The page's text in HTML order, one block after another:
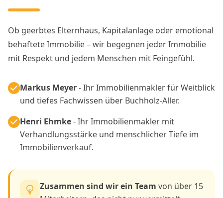
Ob geerbtes Elternhaus, Kapitalanlage oder emotional
behaftete Immobilie – wir begegnen jeder Immobilie
mit Respekt und jedem Menschen mit Feingefühl.
Markus Meyer- Ihr Immobilienmakler für Weitblick
und tiefes Fachwissen über Buchholz-Aller.
Henri Ehmke- Ihr Immobilienmakler mit
Verhandlungsstärke und menschlicher Tiefe im
Immobilienverkauf.
Zusammen sind wir ein Team von über 15